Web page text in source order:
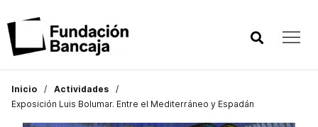
Inicio
Actividades
Exposición Luis Bolumar. Entre el Mediterráneo y Espadán